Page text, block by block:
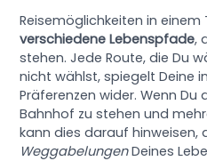
Reisemöglichkeiten in
verschiedene Lebenspfade,
stehen. Jede Route, die Du
nicht wählst, spiegelt Deine
Präferenzen wider. Wenn
Bahnhof zu stehen und
kann dies darauf hinweisen,
WeggabelungenDeines